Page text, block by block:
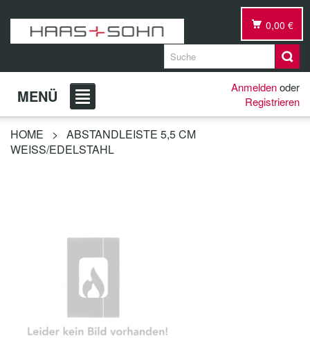
0,00 €
MENÜ Anmeldenoder
Registrieren
HOME >
ABSTANDLEISTE 5,5 CM
WEISS/EDELSTAHL